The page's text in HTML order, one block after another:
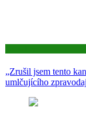
„Zrušil jsem tento
umlčujícího